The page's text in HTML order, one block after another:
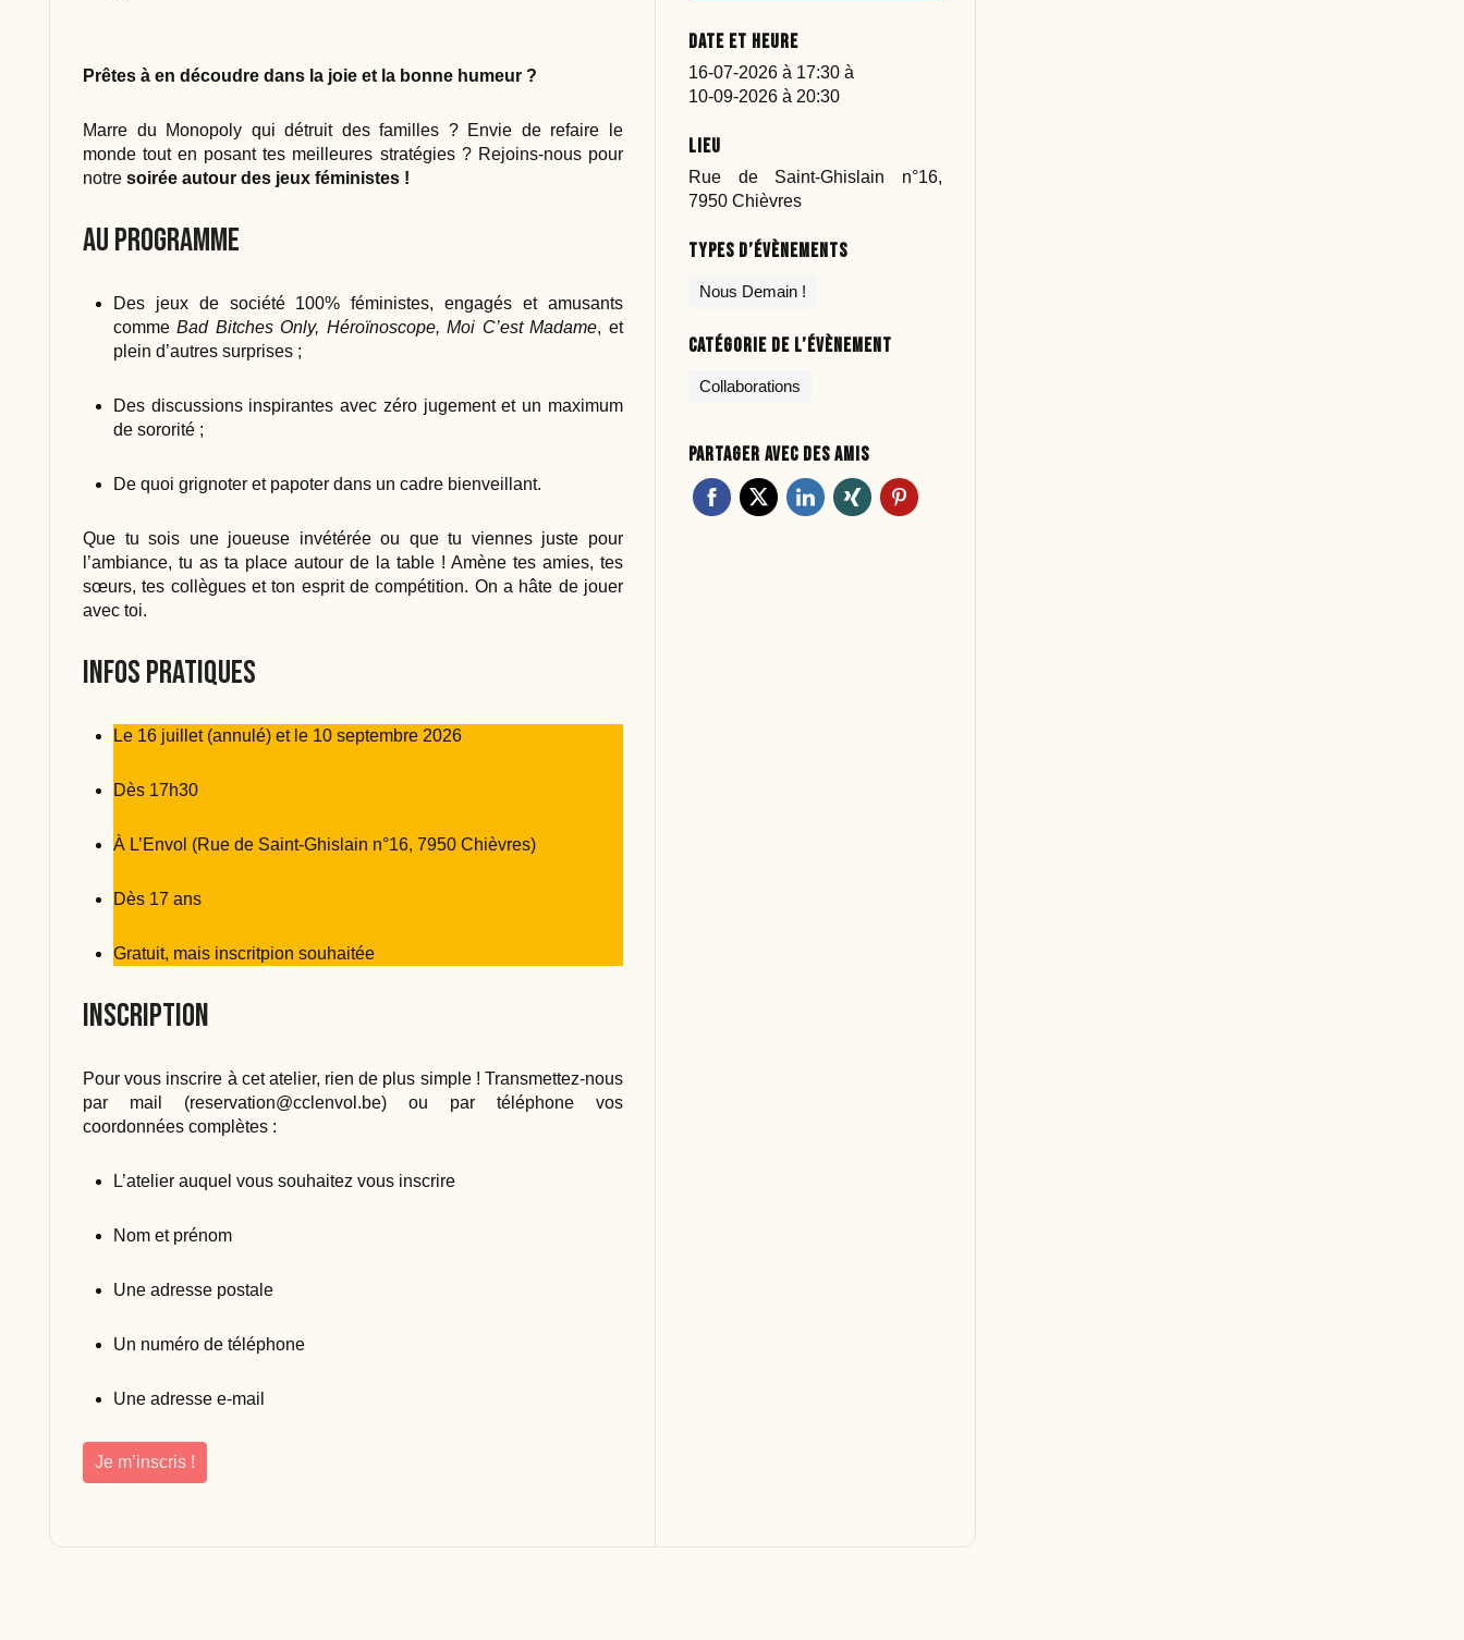
Prêtes à en découdre dans la joie et la bonne humeur ?
Marre du Monopoly qui détruit des familles ? Envie de refaire le
monde tout en posant tes meilleures stratégies ? Rejoins-nous pour
notre soirée autour des jeux féministes !
Au programme
Des jeux de société 100% féministes, engagés et amusants
commeBad Bitches Only, Héroïnoscope, Moi C’est Madame, et
plein d’autres surprises ;
Des discussions inspirantes avec zéro jugement et un maximum
de sororité ;
De quoi grignoter et papoter dans un cadre bienveillant.
Que tu sois une joueuse invétérée ou que tu viennes juste pour
l’ambiance, tu as ta place autour de la table ! Amène tes amies, tes
sœurs, tes collègues et ton esprit de compétition. On a hâte de jouer
avec toi.
Infos pratiques
Le 16 juillet (annulé) et le 10 septembre 2026
Dès 17h30
À L’Envol (Rue de Saint-Ghislain n°16, 7950 Chièvres)
Dès 17 ans
Gratuit, mais inscritpion souhaitée
Inscription
Pour vous inscrire à cet atelier, rien de plus simple ! Transmettez-nous
par mail (reservation@cclenvol.be) ou par téléphone vos
coordonnées complètes :
L’atelier auquel vous souhaitez vous inscrire
Nom et prénom
Une adresse postale
Un numéro de téléphone
Une adresse e-mail
Je m’inscris !
Date et heure
16-07-2026 à 17:30 à
10-09-2026 à 20:30
Lieu
Rue de Saint-Ghislain n°16,
7950 Chièvres
Types d’évènements
Nous Demain !
Catégorie de l’évènement
Collaborations
Partager avec des amis